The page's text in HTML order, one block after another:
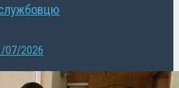
07/2026